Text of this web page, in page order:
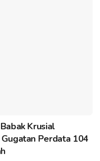
Krusial
Perdata 104